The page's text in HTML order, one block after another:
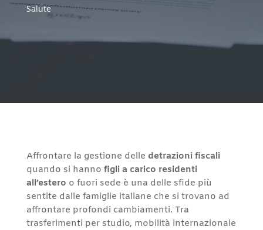
Salute
Affrontare la gestione delle detrazioni fiscali
quando si hanno figli a carico residenti
all’estero o fuori sede è una delle sfide più
sentite dalle famiglie italiane che si trovano ad
affrontare profondi cambiamenti. Tra
trasferimenti per studio, mobilità internazionale